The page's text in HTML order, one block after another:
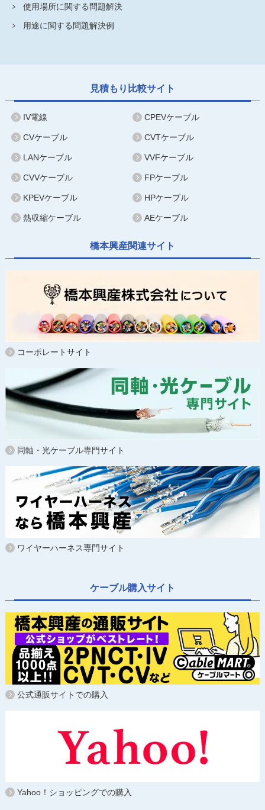
使用場所に関する問題解決
用途に関する問題解決例
見積もり比較サイト
IV電線 CPEVケーブル
CVケーブル CVTケーブル
LANケーブル VVFケーブル
CVVケーブル FPケーブル
KPEVケーブル HPケーブル
熱収縮ケーブル AEケーブル
橋本興産関連サイト
コーポレートサイト
同軸・光ケーブル専門サイト
ワイヤーハーネス専門サイト
ケーブル購入サイト
公式通販サイトでの購入
Yahoo！ショッピングでの購入